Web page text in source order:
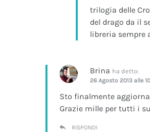
trilogia delle
del drago da il
libreria sempre
Brina ha detto:
26 Agosto 2013 alle
Sto finalmente
Grazie mille per tutti i
RISPONDI